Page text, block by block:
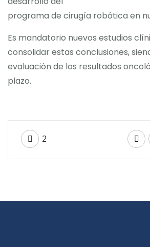
programa de cirugía robótica en
Es mandatorio nuevos estudios
consolidar estas conclusiones,
evaluación de los resultados
plazo.
2